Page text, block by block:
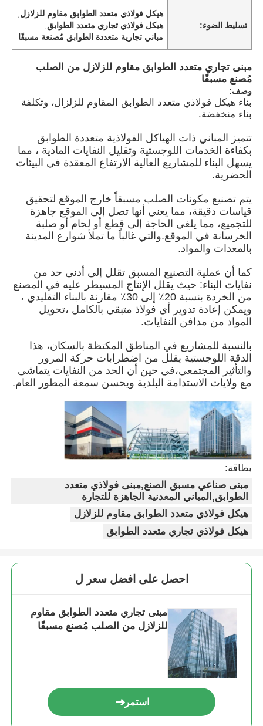
المنتجات
حول بنا
ضبط الجودة
اتصل بنا
أخبار
جميع القضايا
طلب اقتباس
مستودع الهياكل الصلبة
مخزن الهياكل الفولاذية
هيكل فولاذي ثقيل
تسليط الضوء:
هيكل فولاذي متعدد الطوابق مقاوم للزلازل
هيكل فولاذي تجاري متعدد الطوابق
مباني تجارية متعددة الطوابق مُصنعة مسبقًا
مبنى تجاري متعدد الطوابق مقاوم للزلازل من الصلب
مُصنع مسبقًا
وصف:
بناء هيكل فولاذي متعدد الطوابق المقاوم للزلزال، وتكلفة
بناء منخفضة.
تتميز المباني ذات الهياكل الفولاذية متعددة الطوابق
بكفاءة الخدمات اللوجستية وتقليل النفايات المادية ، مما
يسهل البناء للمشاريع العالية الارتفاع المعقدة في البيئات
الحضرية.
يتم تصنيع مكونات الصلب مسبقاً خارج الموقع لتحقيق
قياسات دقيقة، مما يعني أنها تصل إلى الموقع جاهزة
للتجميع، مما يلغي الحاجة إلى قطع أو لحام أو صلبة
الخرسانة في الموقع.والتي غالباً ما تملأ شوارع المدينة
بالمعدات والمواد.
كما أن عملية التصنيع المسبق تقلل إلى أدنى حد من
نفايات البناء: حيث يقلل الإنتاج المسيطر عليه في المصنع
من الخردة بنسبة 20٪ إلى 30٪ مقارنة بالبناء التقليدي ،
ويمكن إعادة تدوير أي فولاذ متبقي بالكامل ،تحويل
المواد من مدافن النفايات.
بالنسبة للمشاريع في المناطق المكتظة بالسكان، هذا
الدقة اللوجستية يقلل من اضطرابات حركة المرور
والتأثير المجتمعي،في حين أن الحد من النفايات يتماشى
مع ولايات الاستدامة البلدية ويحسن سمعة المطور العام.
بطاقة:
مبنى صناعي مسبق الصنع,مبنى فولاذي متعدد
الطوابق,المباني المعدنية الجاهزة للتجارة
هيكل فولاذي متعدد الطوابق مقاوم للزلازل
هيكل فولاذي تجاري متعدد الطوابق
احصل على افضل سعر ل
مبنى تجاري متعدد الطوابق مقاوم
للزلازل من الصلب مُصنع مسبقًا
استمر